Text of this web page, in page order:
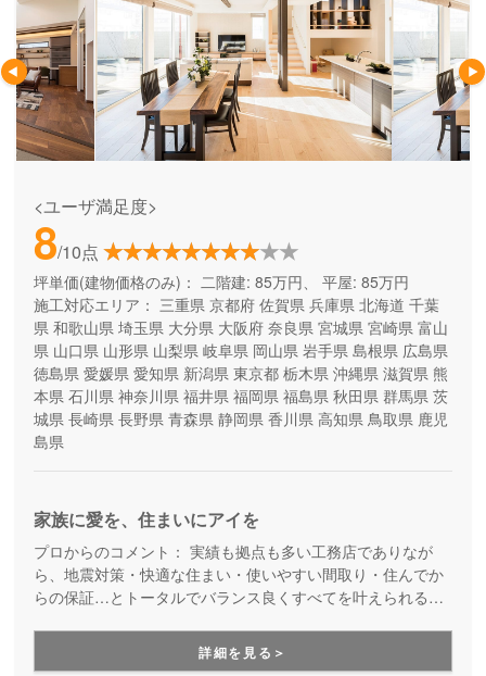
<ユーザ満足度>
8/10点
坪単価(建物価格のみ)： 二階建: 85万円、 平屋: 85万円
施工対応エリア： 三重県 京都府 佐賀県 兵庫県 北海道 千葉
県 和歌山県 埼玉県 大分県 大阪府 奈良県 宮城県 宮崎県 富山
県 山口県 山形県 山梨県 岐阜県 岡山県 岩手県 島根県 広島県
徳島県 愛媛県 愛知県 新潟県 東京都 栃木県 沖縄県 滋賀県 熊
本県 石川県 神奈川県 福井県 福岡県 福島県 秋田県 群馬県 茨
城県 長崎県 長野県 青森県 静岡県 香川県 高知県 鳥取県 鹿児
島県
家族に愛を、住まいにアイを
プロからのコメント： 実績も拠点も多い工務店でありなが
ら、地震対策・快適な住まい・使いやすい間取り・住んでか
らの保証…とトータルでバランス良くすべてを叶えられる家
用できる間取り提案も得意なので、末長く安心して暮らせる
住まいをお求めの方、安心できるプロにまるっとお任せした
詳細を見る＞